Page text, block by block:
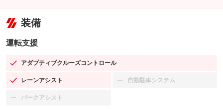
装備
運転支援
アダプティブクルーズコントロール
：装備あり
レーンアシスト
：装備あり 自動駐車システム
：装備なし
パークアシスト
：装備なし